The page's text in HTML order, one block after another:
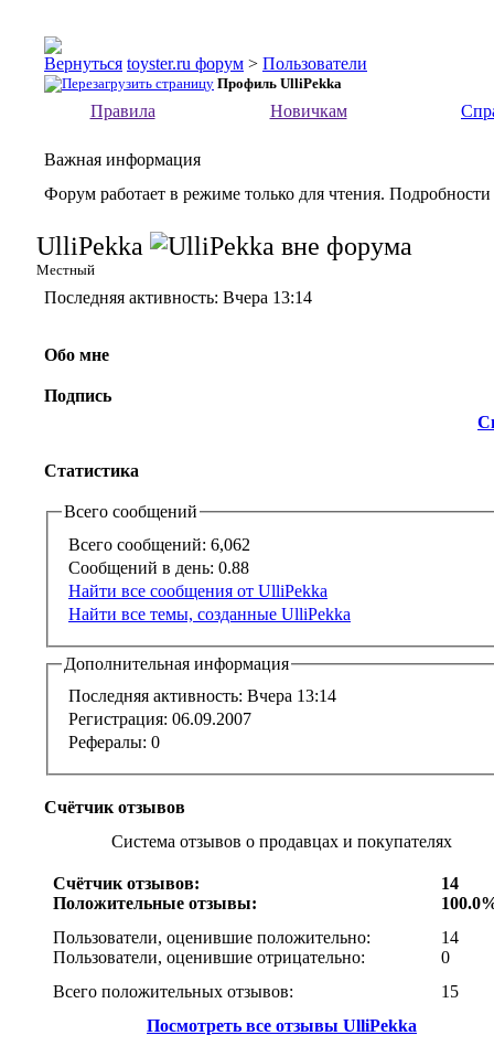
toyster.ru форум > Пользователи
Профиль UlliPekka
Правила Новичкам
Важная информация
Форум работает в режиме только для чтения.
UlliPekka
Местный
Последняя активность: Вчера 13:14
Обо мне
Подпись
Статистика
Всего сообщений
Всего сообщений: 6,062
Сообщений в день: 0.88
Найти все сообщения от UlliPekka
Найти все темы, созданные UlliPekka
Дополнительная информация
Последняя активность: Вчера 13:14
Регистрация: 06.09.2007
Рефералы: 0
Счётчик отзывов
Система отзывов о продавцах и покупателях
Счётчик отзывов:
Положительные отзывы:
14
Пользователи, оценившие положительно:
Пользователи, оценившие отрицательно:
14
0
Всего положительных отзывов:
15
Посмотреть все отзывы UlliPekka